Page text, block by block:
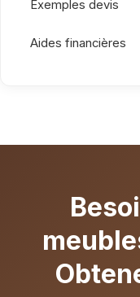
Exemples devis
Aides financières